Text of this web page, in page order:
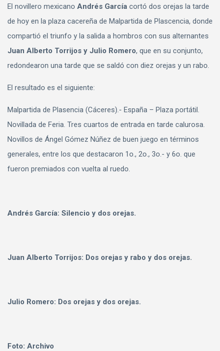
El novillero mexicano Andrés García cortó dos orejas la tarde
de hoy en la plaza cacereña de Malpartida de Plascencia, donde
compartió el triunfo y la salida a hombros con sus alternantes
Juan Alberto Torrijos y Julio Romero, que en su conjunto,
redondearon una tarde que se saldó con diez orejas y un rabo.
El resultado es el siguiente:
Malpartida de Plasencia (Cáceres).- España – Plaza portátil.
Novillada de Feria. Tres cuartos de entrada en tarde calurosa.
Novillos de Ángel Gómez Núñez de buen juego en términos
generales, entre los que destacaron 1o., 2o., 3o.- y 6o. que
fueron premiados con vuelta al ruedo.
Andrés García: Silencio y dos orejas.
Juan Alberto Torrijos: Dos orejas y rabo y dos orejas.
Julio Romero: Dos orejas y dos orejas.
Foto: Archivo